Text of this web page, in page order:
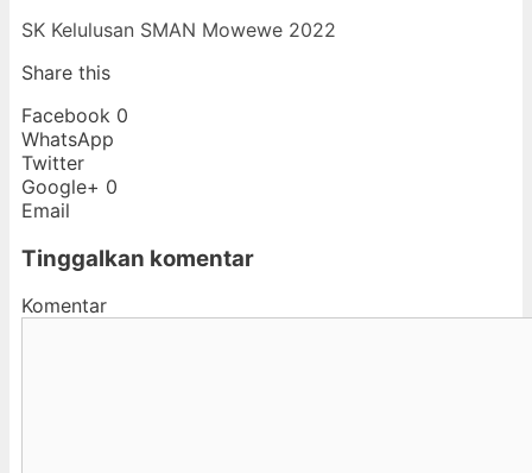
SK Kelulusan SMAN Mowewe 2022
Share this
Facebook 0
WhatsApp
Twitter
Google+ 0
Email
Tinggalkan komentar
Komentar